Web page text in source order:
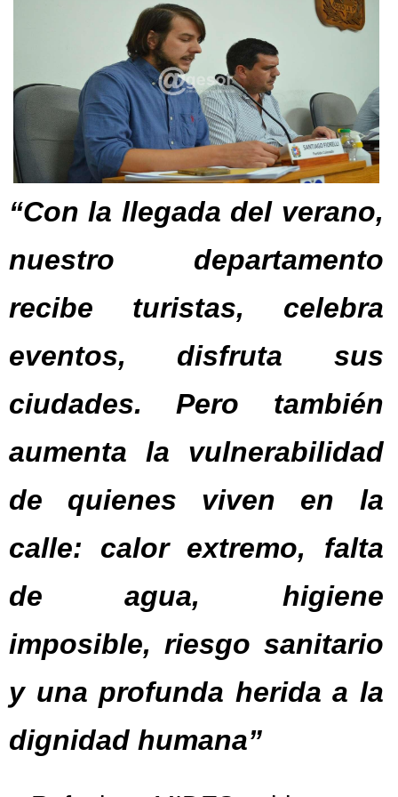
“Con la llegada del verano,
nuestro departamento
recibe turistas, celebra
eventos, disfruta sus
ciudades. Pero también
aumenta la vulnerabilidad
de quienes viven en la
calle: calor extremo, falta
de agua, higiene
imposible, riesgo sanitario
y una profunda herida a la
dignidad humana”